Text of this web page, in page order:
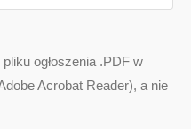
ogłoszenia .PDF w
Acrobat Reader), a nie